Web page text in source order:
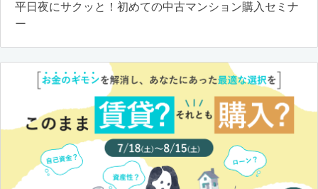
平日夜にサクッと！初めての中古マンション購入セミナ
ー